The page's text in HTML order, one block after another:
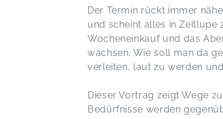
Der Termin rückt immer
und scheint alles in Zeitlupe
Wocheneinkauf und das
wachsen. Wie soll man da
verleiten, laut zu werden
Dieser Vortrag zeigt Wege
Bedürfnisse werden